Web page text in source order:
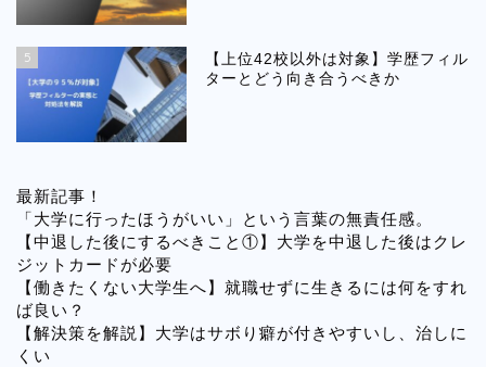
5
【上位42校以外は対象】学歴フィル
ターとどう向き合うべきか
最新記事！
「大学に行ったほうがいい」という言葉の無責任感。
【中退した後にするべきこと①】大学を中退した後はクレ
ジットカードが必要
【働きたくない大学生へ】就職せずに生きるには何をすれ
ば良い？
【解決策を解説】大学はサボり癖が付きやすいし、治しに
くい